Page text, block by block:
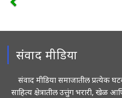
संवाद मीडिया
संवाद मीडिया समाजातील प्रत्येक
साहित्य क्षेत्रातील उत्तुंग भरारी, खेळ